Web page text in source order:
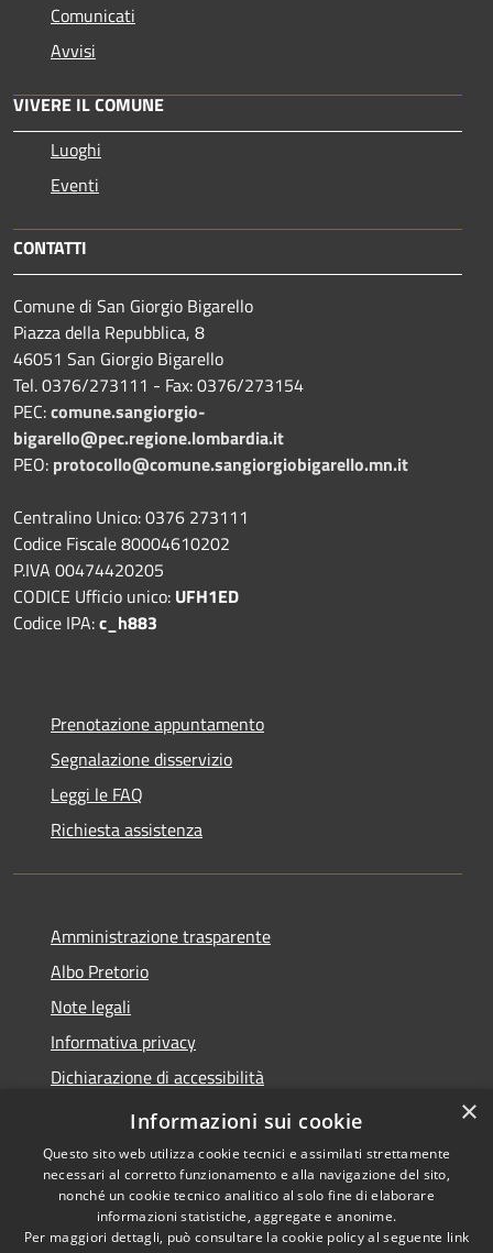
Comunicati
Avvisi
VIVERE IL COMUNE
Luoghi
Eventi
CONTATTI
Comune di San Giorgio Bigarello
Piazza della Repubblica, 8
46051 San Giorgio Bigarello
Tel. 0376/273111 - Fax: 0376/273154
PEC:comune.sangiorgio-
bigarello@pec.regione.lombardia.it
PEO: protocollo@comune.sangiorgiobigarello.mn.it
Centralino Unico: 0376 273111
Codice Fiscale 80004610202
P.IVA 00474420205
CODICE Ufficio unico: UFH1ED
Codice IPA:c_h883
Prenotazione appuntamento
Segnalazione disservizio
Leggi le FAQ
Richiesta assistenza
Amministrazione trasparente
Albo Pretorio
Note legali
Informativa privacy
Dichiarazione di accessibilità
Obiettivi di accessibilità
Copyright © 2026 • Comune di
×
Informazioni sui cookie
Questo sito web utilizza cookie tecnici e assimilati strettamente
necessari al corretto funzionamento e alla navigazione del sito,
nonché un cookie tecnico analitico al solo fine di elaborare
informazioni statistiche, aggregate e anonime.
Per maggiori dettagli, può consultare la cookie policy al seguente link